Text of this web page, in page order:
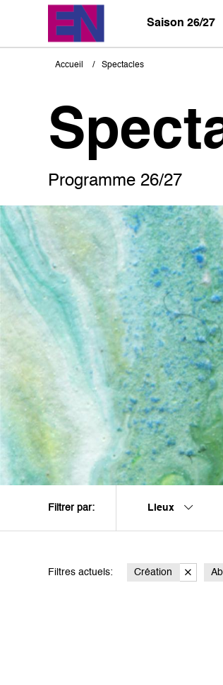
Saison 26/27
Fil
Accueil Spectacles
Programme 26/27
Filtrer par: Lieux
Filtres actuels: Création